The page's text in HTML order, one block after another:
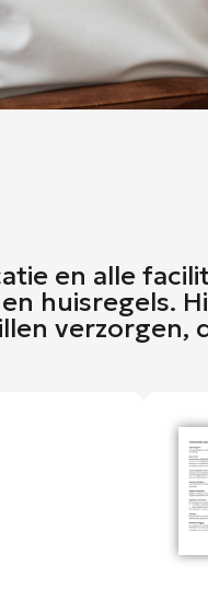
en alle
huisregels.
verzorgen,